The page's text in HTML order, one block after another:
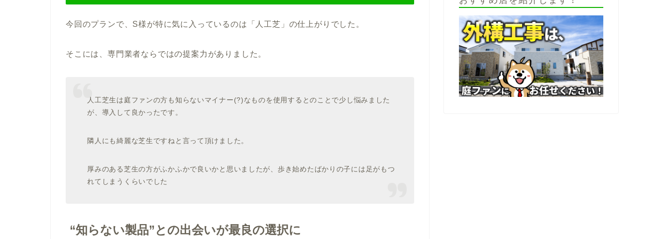
今回のプランで、S様が特に気に入っているのは「人工芝」の仕上がりでした。
そこには、専門業者ならではの提案力がありました。
人工芝生は庭ファンの方も知らないマイナー(?)なものを使用するとのことで少し悩みました
が、導入して良かったです。
隣人にも綺麗な芝生ですねと言って頂けました。
厚みのある芝生の方がふかふかで良いかと思いましたが、歩き始めたばかりの子には足がもつ
れてしまうくらいでした
“知らない製品”との出会いが最良の選択に